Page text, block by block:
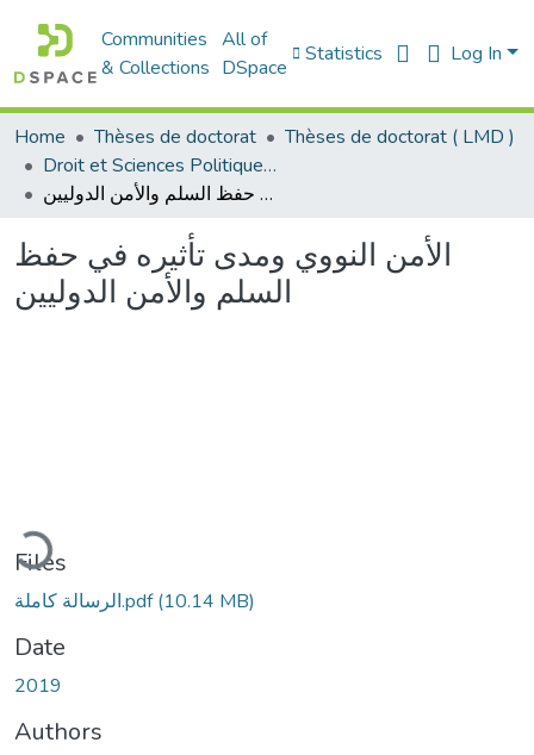
Communities
& Collections
All of
DSpace
Statistics Log In
Home Thèses de doctorat
Thèses de doctorat ( LMD )
Droit et Sciences Politiques - الحقوق و العلوم السياسية
الأمن النووي ومدى تأثيره في حفظ السلم والأمن الدوليين
الأمن النووي ومدى تأثيره في حفظ
السلم والأمن الدوليين
Loading...
Files
الرسالة كاملة.pdf(10.14 MB)
Date
2019
Authors